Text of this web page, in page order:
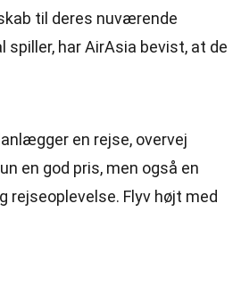
til deres nuværende
spiller, har AirAsia bevist, at de
en rejse, overvej
en god pris, men også en
rejseoplevelse. Flyv højt med